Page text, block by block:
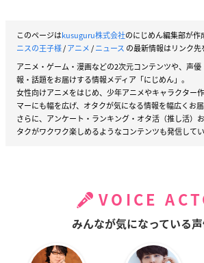
このページはkusuguru株式会社のにじめん編集部が作
ニスの王子様/アニメ/ニュース の最新情報はリンク先
アニメ・ゲーム・漫画などの2次元コンテンツや、声
報・話題をお届けする情報メディア「にじめん」。
女性向けアニメをはじめ、少年アニメやキャラクター
マーにも幅を広げ、オタクが気になる情報を幅広くお届
さらに、アンケート・ランキング・オタ活（推し活）
タクがワクワク楽しめるようなコンテンツも発信してい
VOICE
みんなが気になっている